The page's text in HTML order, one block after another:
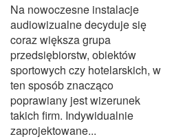
Na nowoczesne instalacje
audiowizualne decyduje się
coraz większa grupa
przedsiębiorstw, obiektów
sportowych czy hotelarskich, w
ten sposób znacząco
poprawiany jest wizerunek
takich firm. Indywidualnie
zaprojektowane...